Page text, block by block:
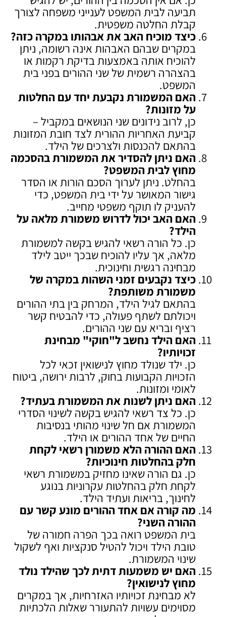
תביעה לבית המשפט לענייני משפחה לצורך
קבלת החלטה משפטית.
כיצד מוכיח האב את אבהותו במקרה כזה?
במקרים שבהם האבהות אינה רשומה, ניתן
להוכיח אותה באמצעות בדיקת רקמות או
בהצהרה רשמית של שני ההורים בפני בית
המשפט.
האם המשמורת נקבעת יחד עם החלטות
על מזונות?
כן, לרוב נידונים שני הנושאים במקביל –
קביעת האחריות ההורית לצד חובת המזונות
בהתאם להכנסות ולצרכים של הילד.
האם ניתן להסדיר את המשמורת בהסכמה
מחוץ לבית המשפט?
בהחלט. ניתן לערוך הסכם הורות או הסדר
גישור המאושר על ידי בית המשפט, כדי
להעניק לו תוקף משפטי מחייב.
האם האב יכול לדרוש משמורת מלאה על
הילד?
כן. כל הורה רשאי להגיש בקשה למשמורת
מלאה, אך עליו להוכיח שבכך ייטב לילד
מבחינה רגשית וחינוכית.
כיצד נקבעים זמני השהות במקרה של
משמורת משותפת?
בהתאם לגיל הילד, המרחק בין בתי ההורים
ויכולתם לשתף פעולה, כדי להבטיח קשר
רציף ובריא עם שני ההורים.
האם הילד נחשב ל"חוקי" מבחינת
זכויותיו?
כן. ילד שנולד מחוץ לנישואין זכאי לכל
הזכויות הקבועות בחוק, לרבות ירושה, ביטוח
לאומי ומזונות.
האם ניתן לשנות את המשמורת בעתיד?
כן. כל צד רשאי להגיש בקשה לשינוי הסדרי
המשמורת אם חל שינוי מהותי בנסיבות
החיים של אחד ההורים או הילד.
האם ההורה הלא משמורן רשאי לקחת
חלק בהחלטות חינוכיות?
כן. גם הורה שאינו מחזיק במשמורת רשאי
לקחת חלק בהחלטות עקרוניות בנוגע
לחינוך, בריאות ועתיד הילד.
מה קורה אם אחד ההורים מונע קשר עם
ההורה השני?
בית המשפט רואה בכך הפרה חמורה של
טובת הילד ויכול להטיל סנקציות ואף לשקול
שינוי המשמורת.
האם יש משמעות דתית לכך שהילד נולד
מחוץ לנישואין?
לא מבחינת זכויותיו האזרחיות, אך במקרים
מסוימים עשויות להתעורר שאלות הלכתיות